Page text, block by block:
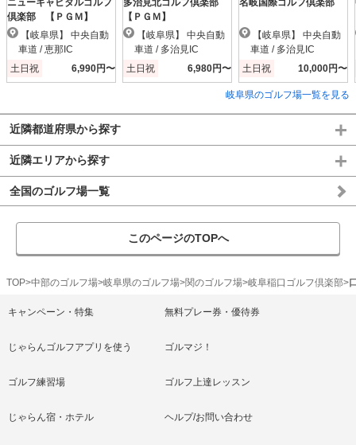
ニューキャピタルゴルフ
倶楽部 【ＰＧＭ】
車道 / 恵那IC
土日祝
6,990円〜
多治見北ゴルフ倶楽部
【ＰＧＭ】
車道 / 多治見IC
土日祝
6,980円〜
名岐国際ゴルフ倶楽部
車道 / 多治見IC
土日祝
10,000円〜
岐阜県のゴルフ場一覧を見る
近隣都道府県から探す
近隣エリアから探す
全国のゴルフ場一覧
このページのTOPへ
TOP 中部のゴルフ場 岐阜県のゴルフ場 関のゴルフ場 岐阜稲口ゴルフ倶楽部
キャンペーン・特集 無料プレー券・優待券
じゃらんゴルフアプリを使う ゴルマジ！
ゴルフ練習場 ゴルフ上達レッスン
じゃらん宿・ホテル ヘルプ/お問い合わせ